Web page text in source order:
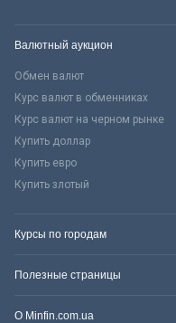
Валютный аукцион
Обмен валют
Курс валют в обменниках
Курс валют на черном рынке
Купить доллар
Купить евро
Купить злотый
Курсы по городам
Полезные страницы
О Minfin.com.ua